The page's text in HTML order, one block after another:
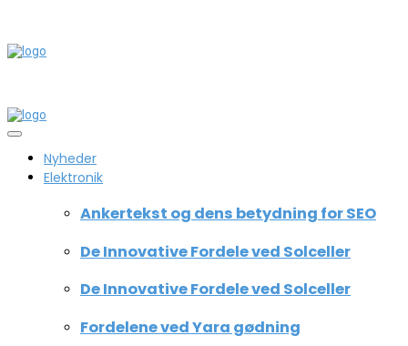
Nyheder
Elektronik
Ankertekst og dens betydning for SEO
De Innovative Fordele ved Solceller
De Innovative Fordele ved Solceller
Fordelene ved Yara gødning